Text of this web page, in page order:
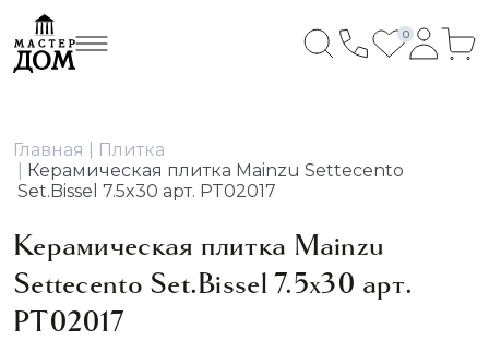
0
Главная
Плитка
Керамическая плитка Mainzu Settecento
Set.Bissel 7.5x30 арт. PT02017
Керамическая плитка Mainzu
Settecento Set.Bissel 7.5x30 арт.
PT02017